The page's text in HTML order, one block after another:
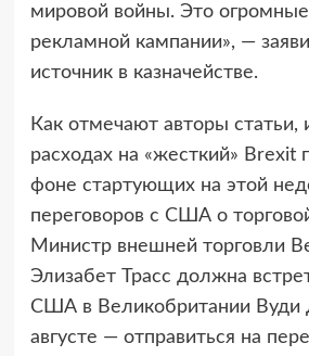
мировой войны. Это
рекламной кампании», —
источник в казначействе.
Как отмечают авторы статьи,
расходах на «жесткий» Brexit
фоне стартующих на этой
переговоров с США о
Министр внешней торговли
Элизабет Трасс должна
США в Великобритании Вуди
августе — отправиться на